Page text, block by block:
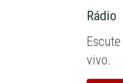
Rádio
vivo.